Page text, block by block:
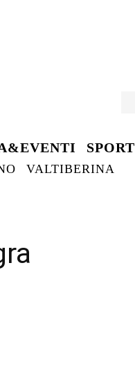
SPORT
VALTIBERINA